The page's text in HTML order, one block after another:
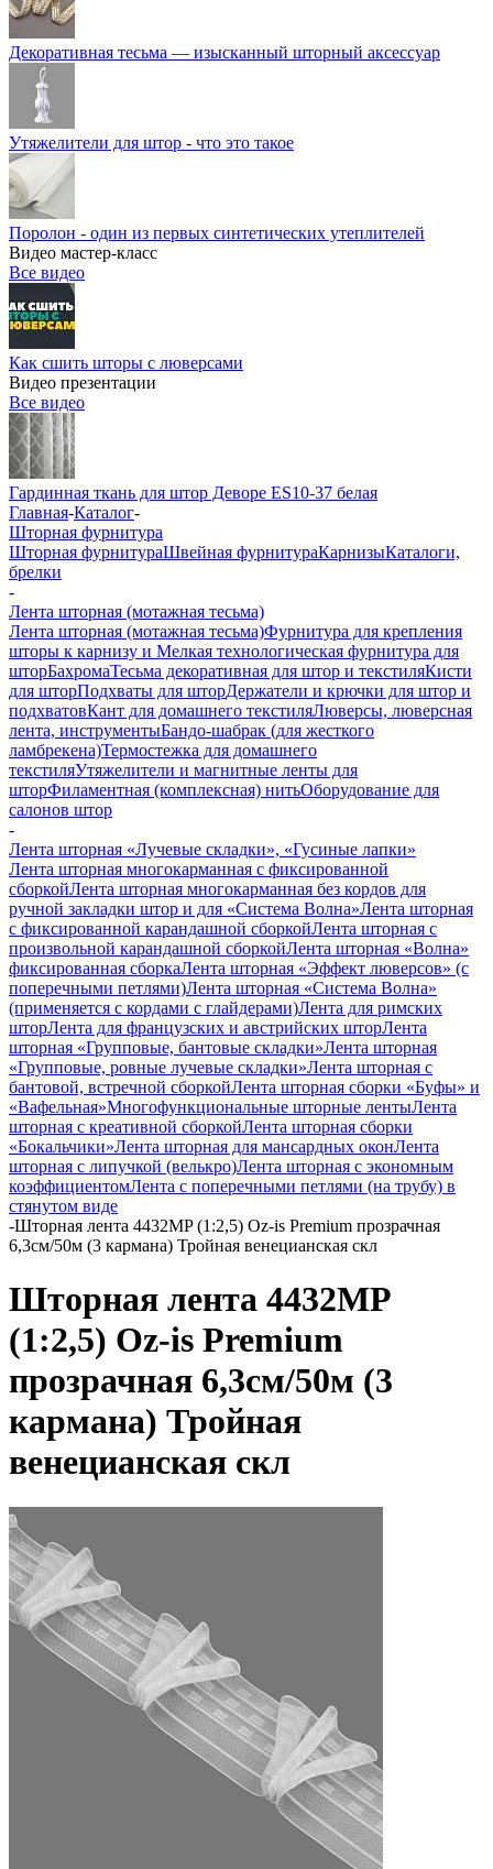
Декоративная тесьма — изысканный шторный аксессуар
Утяжелители для штор - что это такое
Поролон - один из первых синтетических утеплителей
Видео мастер-класс
Все видео
Как сшить шторы с люверсами
Видео презентации
Все видео
Гардинная ткань для штор Деворе ES10-37 белая
Главная-Каталог-
Шторная фурнитура
Шторная фурнитураШвейная фурнитураКарнизыКаталоги,
брелки
-
Лента шторная (мотажная тесьма)
Лента шторная (мотажная тесьма)Фурнитура для крепления
шторы к карнизу и Мелкая технологическая фурнитура для
шторБахромаТесьма декоративная для штор и текстиляКисти
для шторПодхваты для шторДержатели и крючки для штор и
подхватовКант для домашнего текстиляЛюверсы, люверсная
лента, инструментыБандо-шабрак (для жесткого
ламбрекена)Термостежка для домашнего
текстиляУтяжелители и магнитные ленты для
шторФиламентная (комплексная) нитьОборудование для
салонов штор
-
Лента шторная «Лучевые складки», «Гусиные лапки»
Лента шторная многокарманная с фиксированной
сборкойЛента шторная многокарманная без кордов для
ручной закладки штор и для «Система Волна»Лента шторная
с фиксированной карандашной сборкойЛента шторная с
произвольной карандашной сборкойЛента шторная «Волна»
фиксированная сборкаЛента шторная «Эффект люверсов» (с
поперечными петлями)Лента шторная «Система Волна»
(применяется с кордами с глайдерами)Лента для римских
шторЛента для французских и австрийских шторЛента
шторная «Групповые, бантовые складки»Лента шторная
«Групповые, ровные лучевые складки»Лента шторная с
бантовой, встречной сборкойЛента шторная сборки «Буфы» и
«Вафельная»Многофункциональные шторные лентыЛента
шторная с креативной сборкойЛента шторная сборки
«Бокальчики»Лента шторная для мансардных оконЛента
шторная с липучкой (велькро)Лента шторная с экономным
коэффициентомЛента с поперечными петлями (на трубу) в
стянутом виде
-Шторная лента 4432MP (1:2,5) Oz-is Premium прозрачная
6,3см/50м (3 кармана) Тройная венецианская скл
Шторная лента 4432MP
(1:2,5) Oz-is Premium
прозрачная 6,3см/50м (3
кармана) Тройная
венецианская скл